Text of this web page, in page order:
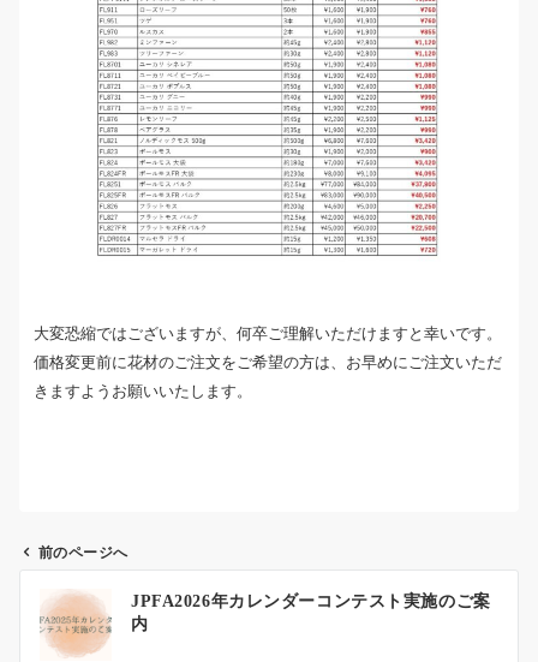
大変恐縮ではございますが、何卒ご理解いただけますと幸いです。
価格変更前に花材のご注文をご希望の方は、お早めにご注文いただ
きますようお願いいたします。
前のページへ
JPFA2026年カレンダーコンテスト実施のご案
内